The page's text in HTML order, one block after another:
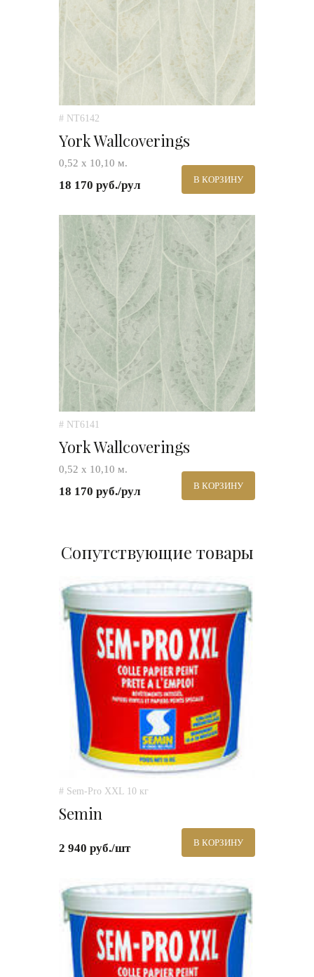
# NT6142
York Wallcoverings
0,52 х 10,10 м.
18 170 руб./рул В КОРЗИНУ
# NT6141
York Wallcoverings
0,52 х 10,10 м.
18 170 руб./рул В КОРЗИНУ
Сопутствующие товары
# Sem-Pro XXL 10 кг
Semin
2 940 руб./шт В КОРЗИНУ